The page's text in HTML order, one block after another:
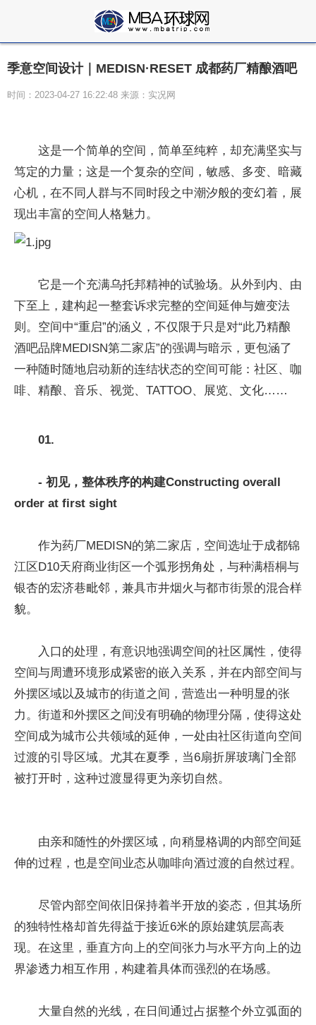
季意空间设计｜MEDISN·RESET 成都药厂精酿酒吧
时间：2023-04-27 16:22:48 来源：实况网
这是一个简单的空间，简单至纯粹，却充满坚实与
笃定的力量；这是一个复杂的空间，敏感、多变、暗藏
心机，在不同人群与不同时段之中潮汐般的变幻着，展
现出丰富的空间人格魅力。
它是一个充满乌托邦精神的试验场。从外到内、由
下至上，建构起一整套诉求完整的空间延伸与嬗变法
则。空间中“重启”的涵义，不仅限于只是对“此乃精酿
酒吧品牌MEDISN第二家店”的强调与暗示，更包涵了
一种随时随地启动新的连结状态的空间可能：社区、咖
啡、精酿、音乐、视觉、TATTOO、展览、文化……
01.
- 初见，整体秩序的构建Constructing overall
order at first sight
作为药厂MEDISN的第二家店，空间选址于成都锦
江区D10天府商业街区一个弧形拐角处，与种满梧桐与
银杏的宏济巷毗邻，兼具市井烟火与都市街景的混合样
貌。
入口的处理，有意识地强调空间的社区属性，使得
空间与周遭环境形成紧密的嵌入关系，并在内部空间与
外摆区域以及城市的街道之间，营造出一种明显的张
力。街道和外摆区之间没有明确的物理分隔，使得这处
空间成为城市公共领域的延伸，一处由社区街道向空间
过渡的引导区域。尤其在夏季，当6扇折屏玻璃门全部
被打开时，这种过渡显得更为亲切自然。
由亲和随性的外摆区域，向稍显格调的内部空间延
伸的过程，也是空间业态从咖啡向酒过渡的自然过程。
尽管内部空间依旧保持着半开放的姿态，但其场所
的独特性格却首先得益于接近6米的原始建筑层高表
现。在这里，垂直方向上的空间张力与水平方向上的边
界渗透力相互作用，构建着具体而强烈的在场感。
大量自然的光线，在日间通过占据整个外立弧面的